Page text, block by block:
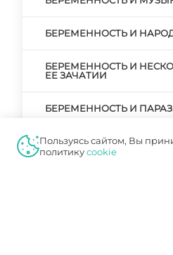
БЕРЕМЕННОСТЬ И
БЕРЕМЕННОСТЬ И
ЕЕ ЗАЧАТИИ
БЕРЕМЕННОСТЬ И
БЕРЕМЕННОСТЬ И
Пользуясь сайтом, Вы
политикуcookie